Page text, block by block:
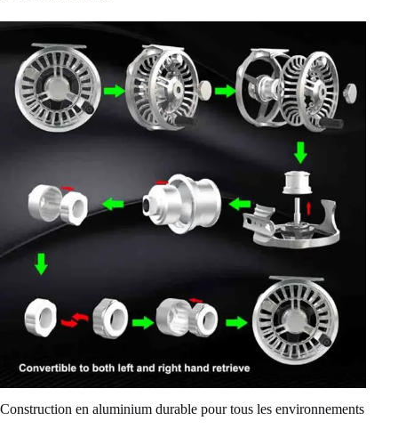
Construction en aluminium durable pour tous les environnements